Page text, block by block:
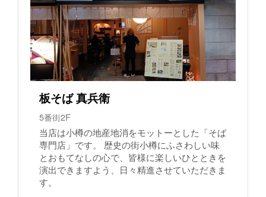
板そば 真兵衛
5番街2F
当店は小樽の地産地消をモットーとした「そば
専門店」です。 歴史の街小樽にふさわしい味
とおもてなしの心で、皆様に楽しいひとときを
演出できますよう、日々精進させていただきま
す。